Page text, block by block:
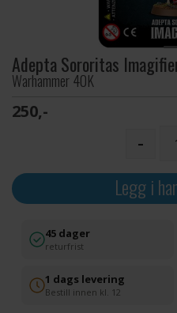
Adepta Sororitas
Warhammer 40K
250,-
-
Legg i
45 dager
returfrist
1 dags levering
Bestill innen kl. 12